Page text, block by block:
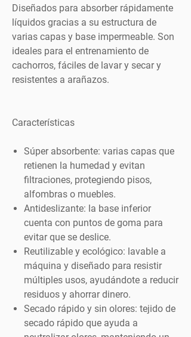
Diseñados para absorber rápidamente
líquidos gracias a su estructura de
varias capas y base impermeable. Son
ideales para el entrenamiento de
cachorros, fáciles de lavar y secar y
resistentes a arañazos.
Características
Súper absorbente: varias capas que
retienen la humedad y evitan
filtraciones, protegiendo pisos,
alfombras o muebles.
Antideslizante: la base inferior
cuenta con puntos de goma para
evitar que se deslice.
Reutilizable y ecológico: lavable a
máquina y diseñado para resistir
múltiples usos, ayudándote a reducir
residuos y ahorrar dinero.
Secado rápido y sin olores: tejido de
secado rápido que ayuda a